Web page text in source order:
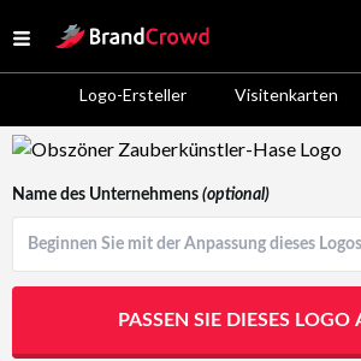
Open menu
Site Logo
Logo-Ersteller Visitenkarten
Logo Template Preview
Name des Unternehmens (optional)
PASSEN SIE DIESES LOGO